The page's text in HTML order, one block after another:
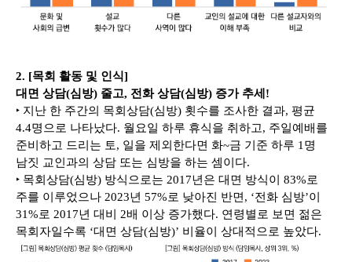
2. [목회 활동 및 인식]
대면 상담(심방) 줄고, 전화 상담(심방) 증가 추세!
‣ 지난 한 주간의 목회상담(심방) 횟수를 조사한 결과, 평균
4.4명으로 나타났다. 월요일 하루 휴식을 취하고, 주일예배를
준비하고 드리는 토, 일을 제외한다면 화~금 기준 하루 1명
남짓 교인과의 상담 또는 심방을 하는 셈이다.
‣ 목회상담(심방) 방식으로는 2017년은 대면 방식이 83%로
주를 이루었으나 2023년 57%로 낮아진 반면, ‘전화 심방’이
31%로 2017년 대비 2배 이상 증가했다. 연령별로 보면 젊은
목회자일수록 ‘대면 상담(심방)’ 비율이 상대적으로 높았다.